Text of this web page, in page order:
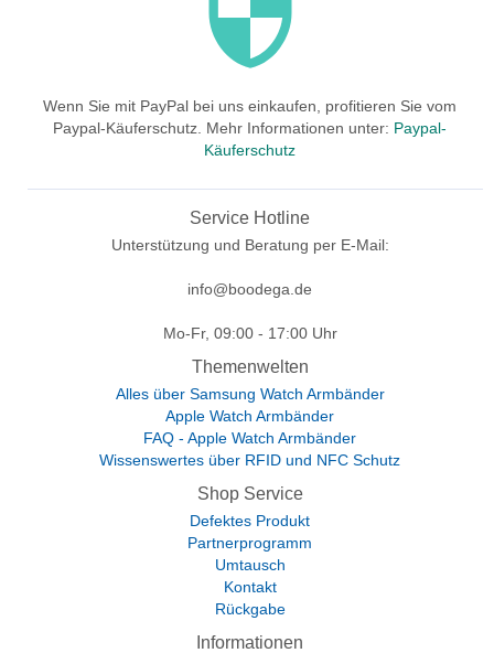
Wenn Sie mit PayPal bei uns einkaufen, profitieren Sie vom
Paypal-Käuferschutz. Mehr Informationen unter: Paypal-
Käuferschutz
Service Hotline
Unterstützung und Beratung per E-Mail:
info@boodega.de
Mo-Fr, 09:00 - 17:00 Uhr
Themenwelten
Alles über Samsung Watch Armbänder
Apple Watch Armbänder
FAQ - Apple Watch Armbänder
Wissenswertes über RFID und NFC Schutz
Shop Service
Defektes Produkt
Partnerprogramm
Umtausch
Kontakt
Rückgabe
Informationen